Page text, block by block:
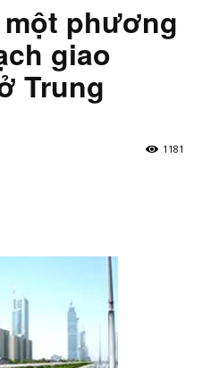
phương
giao
Trung
1181